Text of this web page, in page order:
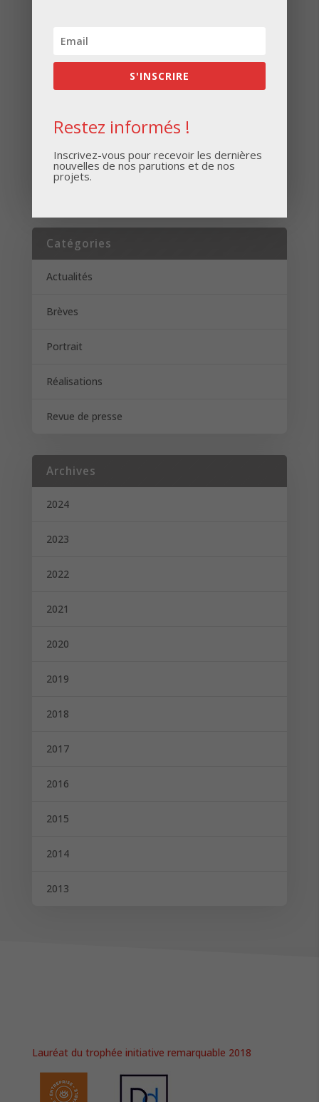
Inscrivez-vous pour recevoir les dernières
nouvelles de nos parutions et de nos projets.
S'INSCRIRE
Catégories
Actualités
Brèves
Portrait
Réalisations
Revue de presse
Archives
2024
2023
2022
2021
2020
2019
2018
2017
2016
2015
2014
2013
Lauréat du trophée initiative remarquable 2018
S'INSCRIRE
Restez informés !
Inscrivez-vous pour recevoir les dernières
nouvelles de nos parutions et de nos
projets.